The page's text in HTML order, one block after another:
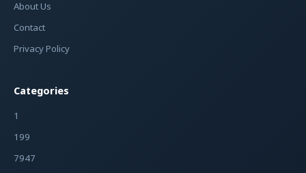
About Us
Contact
Privacy Policy
Categories
1
199
7947